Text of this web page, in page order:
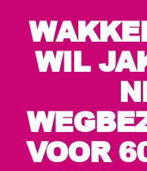
WIL
VOOR